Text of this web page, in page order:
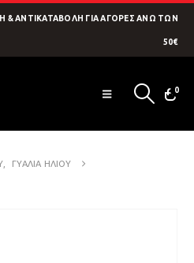
ΑΝΤΙΚΑΤΑΒΟΛΗ ΓΙΑ ΑΓΟΡΕΣ ΑΝΩ ΤΩΝ
50€
0
,
ΓΥΑΛΙΑ ΗΛΙΟΥ